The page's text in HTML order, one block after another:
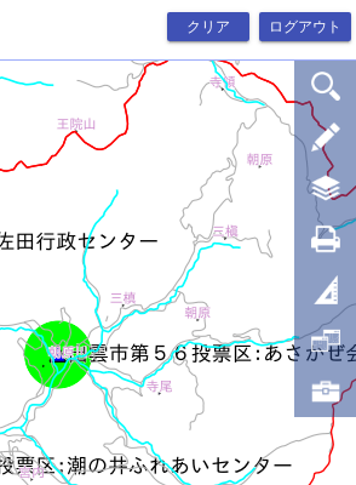
ログアウト
クリア